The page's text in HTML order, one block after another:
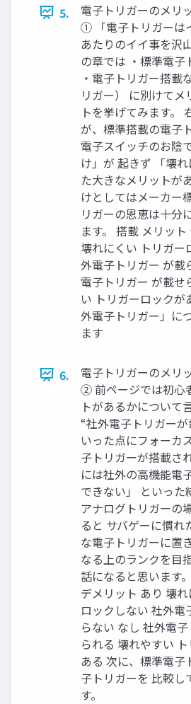
5.
電子トリガーのメリ
① 「電子トリガーは
あたりのイイ事を沢
の章では ・標準電子
・電子トリガー搭載
リガー） に別けてメ
トを挙げてみます。
が、標準搭載の電子
電子スイッチのお陰
け」が 起きず 「壊
た大きなメリットが
けとしてはメーカー
リガーの恩恵は十分
ます。 搭載 メリッ
壊れにくい トリガー
外電子トリガー が載
電子トリガー が載せ
い トリガーロックが
外電子トリガー」に
ます
6.
電子トリガーのメリ
② 前ページでは初心
トがあるかについて
“社外電子トリガー
いった点にフォーカ
子トリガーが搭載さ
には社外の高機能電
できない」 といった
アナログトリガーの
ると サバゲーに慣れ
な電子トリガーに置
なる上のランクを目
話になると思います
デメリット あり 壊
ロックしない 社外電
らない なし 社外電
られる 壊れやすい
ある 次に、標準電子
子トリガーを 比較し
す。